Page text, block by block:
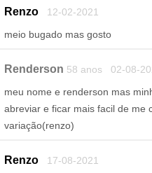
Renzo12-02-2021
meio bugado mas gosto
Renderson 58 anos 02-08-
meu nome e renderson mas
abreviar e ficar mais facil de me
variação(renzo)
Renzo17-08-2021